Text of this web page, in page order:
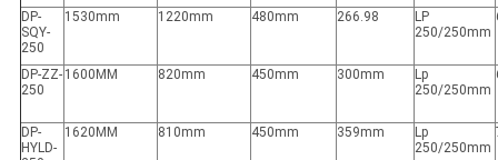
DP-
SQY-
250
1530mm 1220mm 480mm 266.98
LP
250/250mm
DP-ZZ-
250
1600MM 820mm 450mm 300mm
Lp
250/250mm
DP-
HYLD-
1620MM 810mm 450mm 359mm
Lp
250/250mm